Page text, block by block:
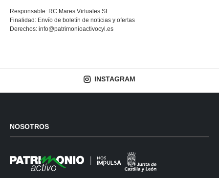
Responsable: RC Mares Virtuales SL
Finalidad: Envío de boletín de noticias y ofertas
Derechos: info@patrimonioactivocyl.es
INSTAGRAM
NOSOTROS